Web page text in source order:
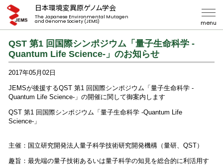
日本環境変異原ゲノム学会
The Japanese Environmental Mutagen
and Genome Society (JEMS) menu
QST 第1 回国際シンポジウム「量子生命科学 -
Quantum Life Science-」のお知らせ
2017年05月02日
JEMSが後援するQST 第1 回国際シンポジウム「量子生命科学 -
Quantum Life Science-」の開催に関して御案内します
QST 第1 回国際シンポジウム「量子生命科学 -Quantum Life
Science-」
主催：国立研究開発法人量子科学技術研究開発機構（量研、QST）
趣旨：最先端の量子技術あるいは量子科学の知見を総合的に利活用す